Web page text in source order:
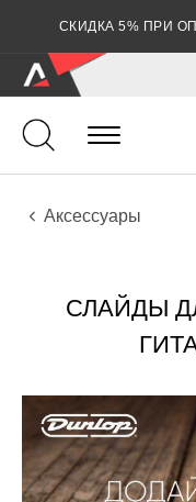
СКИДКА 5% ПРИ
Гитары
Акустические
Аксессуары
СЛАЙДЫ